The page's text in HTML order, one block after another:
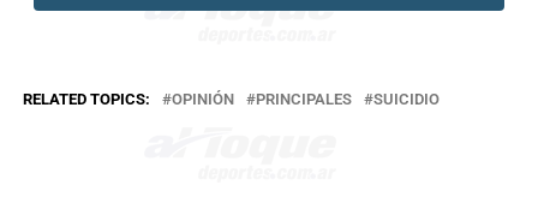
RELATED TOPICS: OPINIÓN PRINCIPALES SUICIDIO